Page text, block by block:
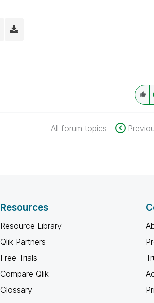
All forum topics
Resources
Resource Library
Qlik Partners
Free Trials
Compare Qlik
Glossary